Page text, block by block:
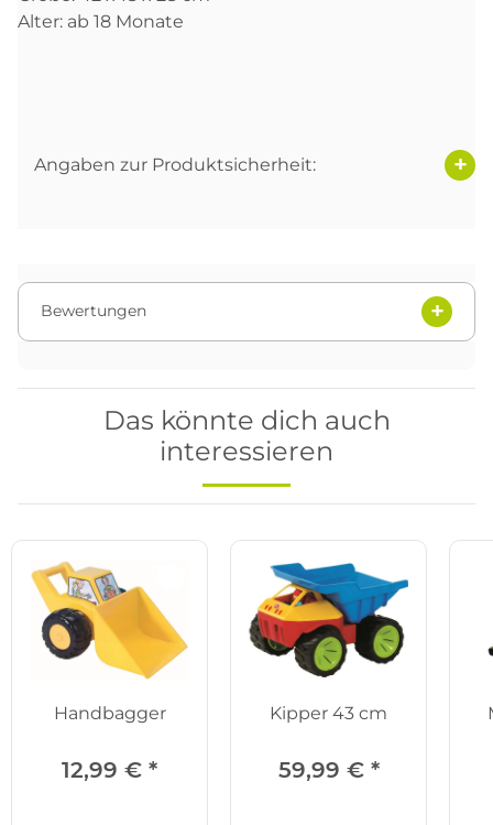
Alter: ab 18 Monate
Angaben zur Produktsicherheit:
Bewertungen
Das könnte dich auch
interessieren
Handbagger
12,99 € *
Kipper 43 cm
59,99 € *